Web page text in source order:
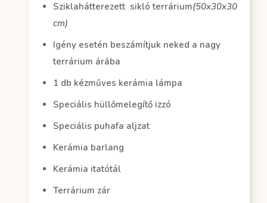
Sziklahátterezett sikló terrárium(50x30x30
cm)
Igény esetén beszámítjuk neked a nagy
terrárium árába
1 db kézműves kerámia lámpa
Speciális hüllőmelegítő izzó
Speciális puhafa aljzat
Kerámia barlang
Kerámia itatótál
Terrárium zár